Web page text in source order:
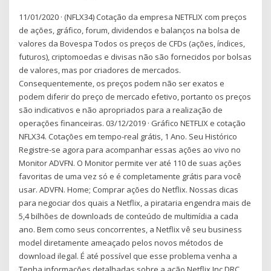
11/01/2020 · (NFLX34) Cotação da empresa NETFLIX com preços
de ações, gráfico, forum, dividendos e balanços na bolsa de
valores da Bovespa Todos os preços de CFDs (ações, índices,
futuros), criptomoedas e divisas não são fornecidos por bolsas
de valores, mas por criadores de mercados.
Consequentemente, os preços podem não ser exatos e
podem diferir do preço de mercado efetivo, portanto os preços
são indicativos e não apropriados para a realização de
operações financeiras. 03/12/2019 · Gráfico NETFLIX e cotação
NFLX34. Cotações em tempo-real grátis, 1 Ano. Seu Histórico
Registre-se agora para acompanhar essas ações ao vivo no
Monitor ADVFN. O Monitor permite ver até 110 de suas ações
favoritas de uma vez só e é completamente grátis para você
usar. ADVFN. Home; Comprar ações do Netflix. Nossas dicas
para negociar dos quais a Netflix, a pirataria engendra mais de
5,4 bilhões de downloads de conteúdo de multimídia a cada
ano. Bem como seus concorrentes, a Netflix vê seu business
model diretamente ameaçado pelos novos métodos de
download ilegal. É até possível que esse problema venha a